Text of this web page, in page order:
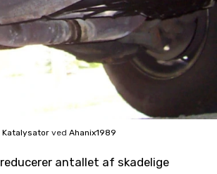
Katalysator ved Ahanix1989
reducerer antallet af skadelige